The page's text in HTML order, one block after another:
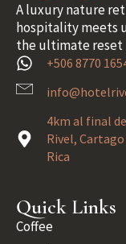
A luxury nature
hospitality meets
the ultimate reset
+506 8770
4km al final
Rivel,
Rica
Quick Links
Coffee